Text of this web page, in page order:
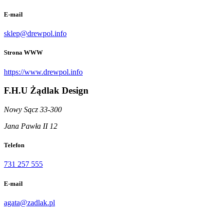
E-mail
sklep@drewpol.info
Strona WWW
https://www.drewpol.info
F.H.U Żądlak Design
Nowy Sącz 33-300
Jana Pawła II 12
Telefon
731 257 555
E-mail
agata@zadlak.pl